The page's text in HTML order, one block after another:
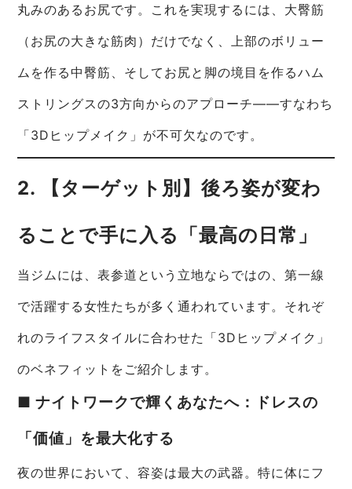
丸みのあるお尻です。これを実現するには、大臀筋
（お尻の大きな筋肉）だけでなく、上部のボリュー
ムを作る中臀筋、そしてお尻と脚の境目を作るハム
ストリングスの3方向からのアプローチ――すなわち
「3Dヒップメイク」が不可欠なのです。
2. 【ターゲット別】後ろ姿が変わ
ることで手に入る「最高の日常」
当ジムには、表参道という立地ならではの、第一線
で活躍する女性たちが多く通われています。それぞ
れのライフスタイルに合わせた「3Dヒップメイク」
のベネフィットをご紹介します。
■ ナイトワークで輝くあなたへ：ドレスの
「価値」を最大化する
夜の世界において、容姿は最大の武器。特に体にフ